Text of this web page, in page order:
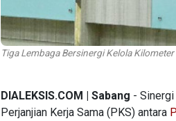
Tiga Lembaga Bersinergi Kelola
DIALEKSIS.COM | Sabang -
Perjanjian Kerja Sama (PKS) antara